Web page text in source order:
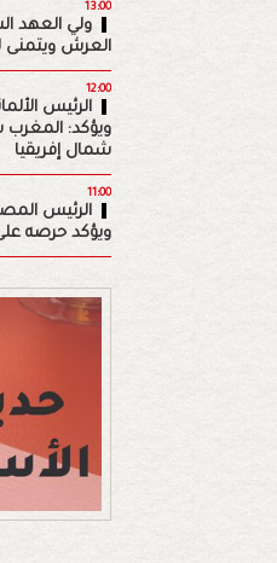
13:00
ولي العهد
العرش ويتمنى
12:00
الرئيس
ويؤكد:
شمال إفريقيا
11:00
الرئيس
ويؤكد حرصه على